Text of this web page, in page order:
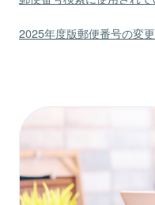
2025年度版郵便番号の変